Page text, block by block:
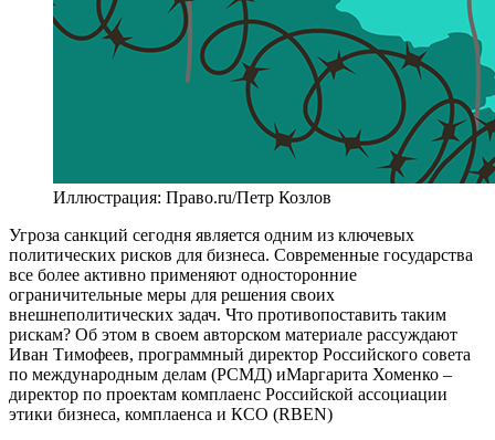
Иллюстрация: Право.ru/Петр Козлов
Угроза санкций сегодня является одним из ключевых
политических рисков для бизнеса. Современные государства
все более активно применяют односторонние
ограничительные меры для решения своих
внешнеполитических задач. Что противопоставить таким
рискам? Об этом в своем авторском материале рассуждают
Иван Тимофеев, программный директор Российского совета
по международным делам (РСМД) иМаргарита Хоменко –
директор по проектам комплаенс Российской ассоциации
этики бизнеса, комплаенса и КСО (RBEN)